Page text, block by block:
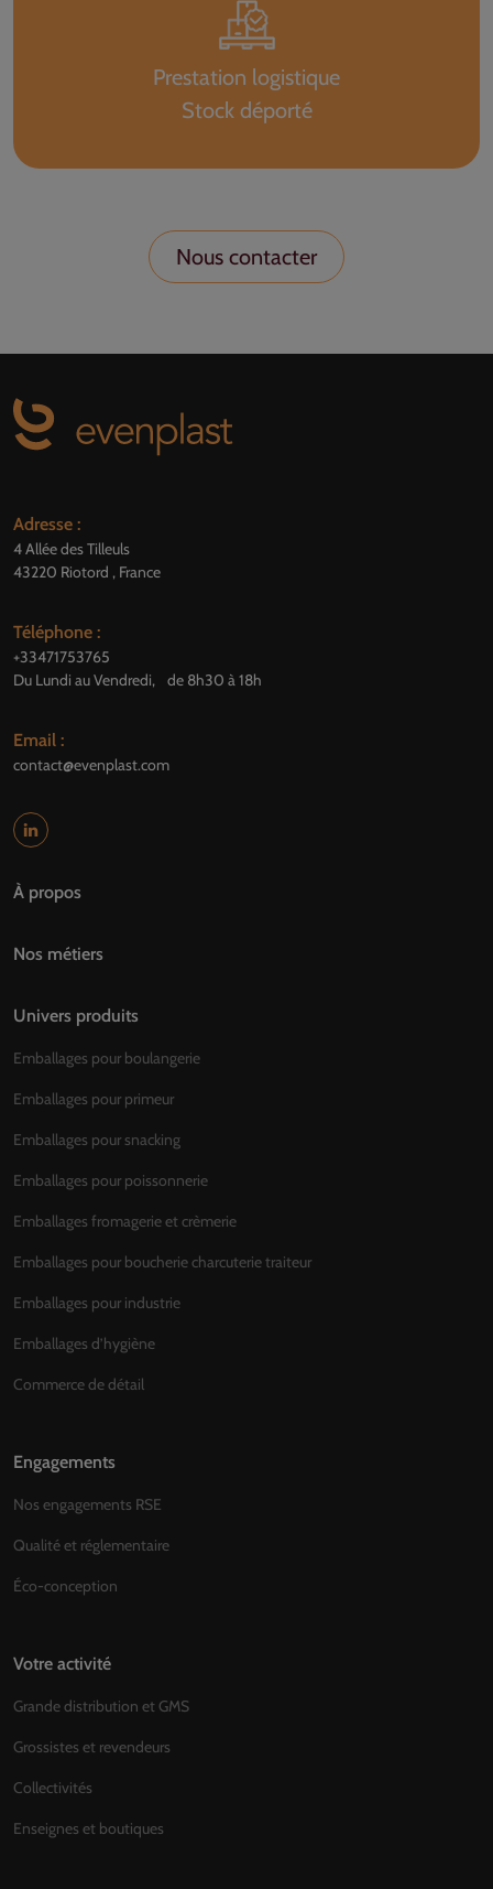
Prestation logistique
Stock déporté
Nous contacter
Adresse :
4 Allée des Tilleuls
43220 Riotord , France
Téléphone :
+33471753765
Du Lundi au Vendredi, de 8h30 à 18h
Email :
contact@evenplast.com
À propos
Nos métiers
Univers produits
Emballages pour boulangerie
Emballages pour primeur
Emballages pour snacking
Emballages pour poissonnerie
Emballages fromagerie et crèmerie
Emballages pour boucherie charcuterie traiteur
Emballages pour industrie
Emballages d’hygiène
Commerce de détail
Engagements
Nos engagements RSE
Qualité et réglementaire
Éco-conception
Votre activité
Grande distribution et GMS
Grossistes et revendeurs
Collectivités
Enseignes et boutiques